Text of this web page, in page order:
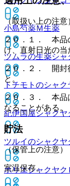
小島芍薬Ｍ生薬
ツムラの生薬シャ
トチモトのシャク
紀伊国屋シャクヤ
ツルイのシャクヤ
ホリエシャクヤク
（取扱い上の注意
２０．１． 本品
け、直射日光の当
２０．２． 開封
と。
２０．３． 本品
なることがある。
貯法
（保管上の注意）
室温保存。